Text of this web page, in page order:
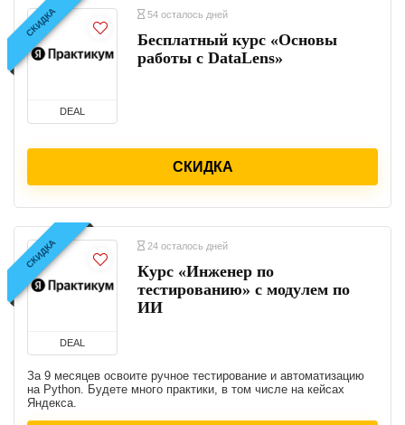
СКИДКА
DEAL
54 осталось дней
Бесплатный курс «Основы
работы с DataLens»
СКИДКА
СКИДКА
DEAL
24 осталось дней
Курс «Инженер по
тестированию» с модулем по
ИИ
За 9 месяцев освоите ручное тестирование и автоматизацию
на Python. Будете много практики, в том числе на кейсах
Яндекса.